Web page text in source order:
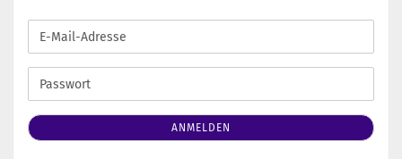
E-
Mail-
Adresse
Passwort
ANMELDEN